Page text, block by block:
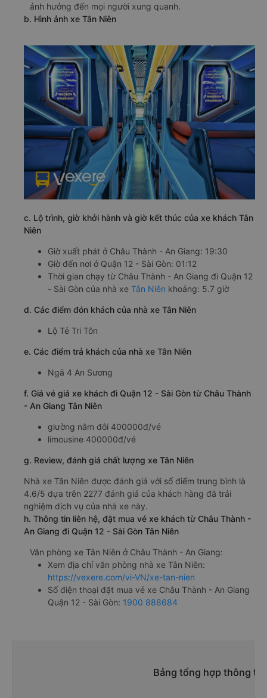
ảnh hưởng đến mọi người xung quanh.
b. Hình ảnh xe Tân Niên
c. Lộ trình, giờ khởi hành và giờ kết thúc của xe khách Tân
Niên
Giờ xuất phát ở Châu Thành - An Giang: 19:30
Giờ đến nơi ở Quận 12 - Sài Gòn: 01:12
Thời gian chạy từ Châu Thành - An Giang đi Quận 12
- Sài Gòn của nhà xe Tân Niên khoảng: 5.7 giờ
d. Các điểm đón khách của nhà xe Tân Niên
Lộ Tẻ Tri Tôn
e. Các điểm trả khách của nhà xe Tân Niên
Ngã 4 An Sương
f. Giá vé giá xe khách đi Quận 12 - Sài Gòn từ Châu Thành
- An Giang Tân Niên
giường nằm đôi 400000đ/vé
limousine 400000đ/vé
g. Review, đánh giá chất lượng xe Tân Niên
Nhà xe Tân Niên được đánh giá với số điểm trung bình là
4.6/5 dựa trên 2277 đánh giá của khách hàng đã trải
nghiệm dịch vụ của nhà xe này.
h. Thông tin liên hệ, đặt mua vé xe khách từ Châu Thành -
An Giang đi Quận 12 - Sài Gòn Tân Niên
Văn phòng xe Tân Niên ở Châu Thành - An Giang:
Xem địa chỉ văn phòng nhà xe Tân Niên:
https://vexere.com/vi-VN/xe-tan-nien
Số điện thoại đặt mua vé xe Châu Thành - An Giang
Quận 12 - Sài Gòn: 1900 888684
Bảng tổng hợp thông